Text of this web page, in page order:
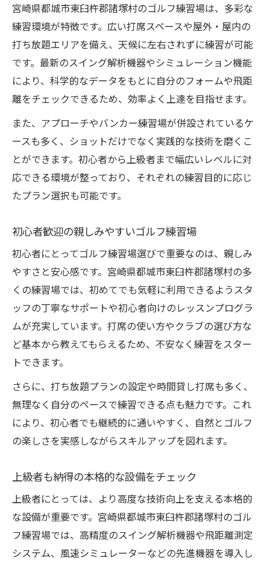
宮崎県都城市東臼杵郡諸塚村のゴルフ練習場は、多彩な
練習環境が特徴です。広い打席スペースや屋外・屋内の
打ち放題エリアを備え、天候に左右されずに練習が可能
です。最新のスイング解析機器やシミュレーション機能
により、科学的なデータをもとに自分のフォームや飛距
離をチェックできるため、効率よく上達を目指せます。
また、アプローチやバンカー練習場が併設されているケ
ースも多く、ショットだけでなく実践的な技術を磨くこ
とができます。初心者から上級者まで幅広いレベルに対
応できる環境が整っており、それぞれの練習目的に応じ
たプラン選択も可能です。
初心者歓迎の親しみやすいゴルフ練習場
初心者にとってゴルフ練習場選びで重要なのは、親しみ
やすさと安心感です。宮崎県都城市東臼杵郡諸塚村の多
くの練習場では、初めてでも気軽に利用できるようスタ
ッフの丁寧なサポートや初心者向けのレッスンプログラ
ムが充実しています。打席の使い方やクラブの選び方な
ど基本から教えてもらえるため、不安なく練習をスター
トできます。
さらに、打ち放題プランの設定や時間貸し打席も多く、
無理なく自分のペースで練習できる点も魅力です。これ
により、初心者でも継続的に通いやすく、自然とゴルフ
の楽しさを実感しながらスキルアップを図れます。
上級者も納得の本格的な設備をチェック
上級者にとっては、より高度な技術向上を支える本格的
な設備が重要です。宮崎県都城市東臼杵郡諸塚村のゴル
フ練習場では、高精度のスイング解析機器や飛距離測定
システム、風速シミュレーターなどの先進機器を導入し